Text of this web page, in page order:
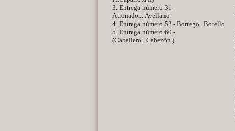
3. Entrega número 31 -
Atronador...Avellano
4. Entrega número 52 - Borrego...Botello
5. Entrega número 60 -
(Caballero...Cabezón )